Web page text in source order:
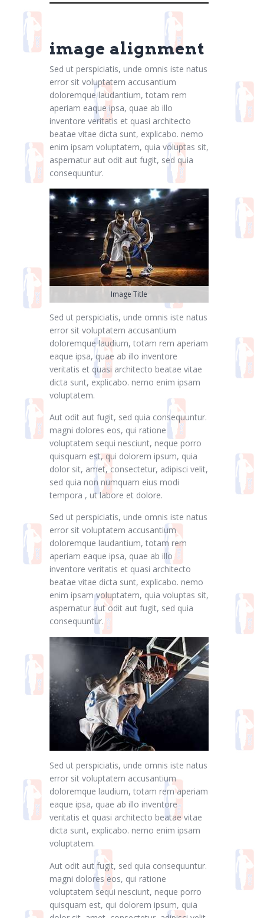
image alignment
Sed ut perspiciatis, unde omnis iste natus
error sit voluptatem accusantium
doloremque laudantium, totam rem
aperiam eaque ipsa, quae ab illo
inventore veritatis et quasi architecto
beatae vitae dicta sunt, explicabo. nemo
enim ipsam voluptatem, quia voluptas sit,
aspernatur aut odit aut fugit, sed quia
consequuntur.
Image Title
Sed ut perspiciatis, unde omnis iste natus
error sit voluptatem accusantium
doloremque laudium, totam rem aperiam
eaque ipsa, quae ab illo inventore
veritatis et quasi architecto beatae vitae
dicta sunt, explicabo. nemo enim ipsam
voluptatem.
Aut odit aut fugit, sed quia consequuntur.
magni dolores eos, qui ratione
voluptatem sequi nesciunt, neque porro
quisquam est, qui dolorem ipsum, quia
dolor sit, amet, consectetur, adipisci velit,
sed quia non numquam eius modi
tempora , ut labore et dolore.
Sed ut perspiciatis, unde omnis iste natus
error sit voluptatem accusantium
doloremque laudantium, totam rem
aperiam eaque ipsa, quae ab illo
inventore veritatis et quasi architecto
beatae vitae dicta sunt, explicabo. nemo
enim ipsam voluptatem, quia voluptas sit,
aspernatur aut odit aut fugit, sed quia
consequuntur.
Sed ut perspiciatis, unde omnis iste natus
error sit voluptatem accusantium
doloremque laudium, totam rem aperiam
eaque ipsa, quae ab illo inventore
veritatis et quasi architecto beatae vitae
dicta sunt, explicabo. nemo enim ipsam
voluptatem.
Aut odit aut fugit, sed quia consequuntur.
magni dolores eos, qui ratione
voluptatem sequi nesciunt, neque porro
quisquam est, qui dolorem ipsum, quia